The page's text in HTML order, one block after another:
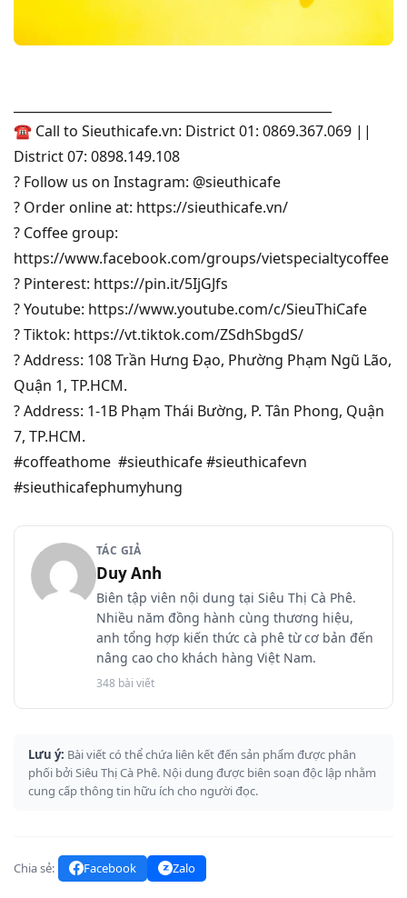
☎ Call to Sieuthicafe.vn: District 01: 0869.367.069 ||
District 07: 0898.149.108
? Follow us on Instagram: @sieuthicafe
? Order online at: https://sieuthicafe.vn/
? Coffee group:
https://www.facebook.com/groups/vietspecialtycoffee
? Pinterest: https://pin.it/5IjGJfs
? Youtube: https://www.youtube.com/c/SieuThiCafe
? Tiktok: https://vt.tiktok.com/ZSdhSbgdS/
? Address: 108 Trần Hưng Đạo, Phường Phạm Ngũ Lão,
Quận 1, TP.HCM.
? Address: 1-1B Phạm Thái Bường, P. Tân Phong, Quận
7, TP.HCM.
#coffeathome #sieuthicafe #sieuthicafevn
#sieuthicafephumyhung
TÁC GIẢ
Duy Anh
Biên tập viên nội dung tại Siêu Thị Cà Phê.
Nhiều năm đồng hành cùng thương hiệu,
anh tổng hợp kiến thức cà phê từ cơ bản đến
nâng cao cho khách hàng Việt Nam.
348 bài viết
Lưu ý: Bài viết có thể chứa liên kết đến sản phẩm được phân
phối bởi Siêu Thị Cà Phê. Nội dung được biên soạn độc lập nhằm
cung cấp thông tin hữu ích cho người đọc.
Chia sẻ: Facebook Zalo